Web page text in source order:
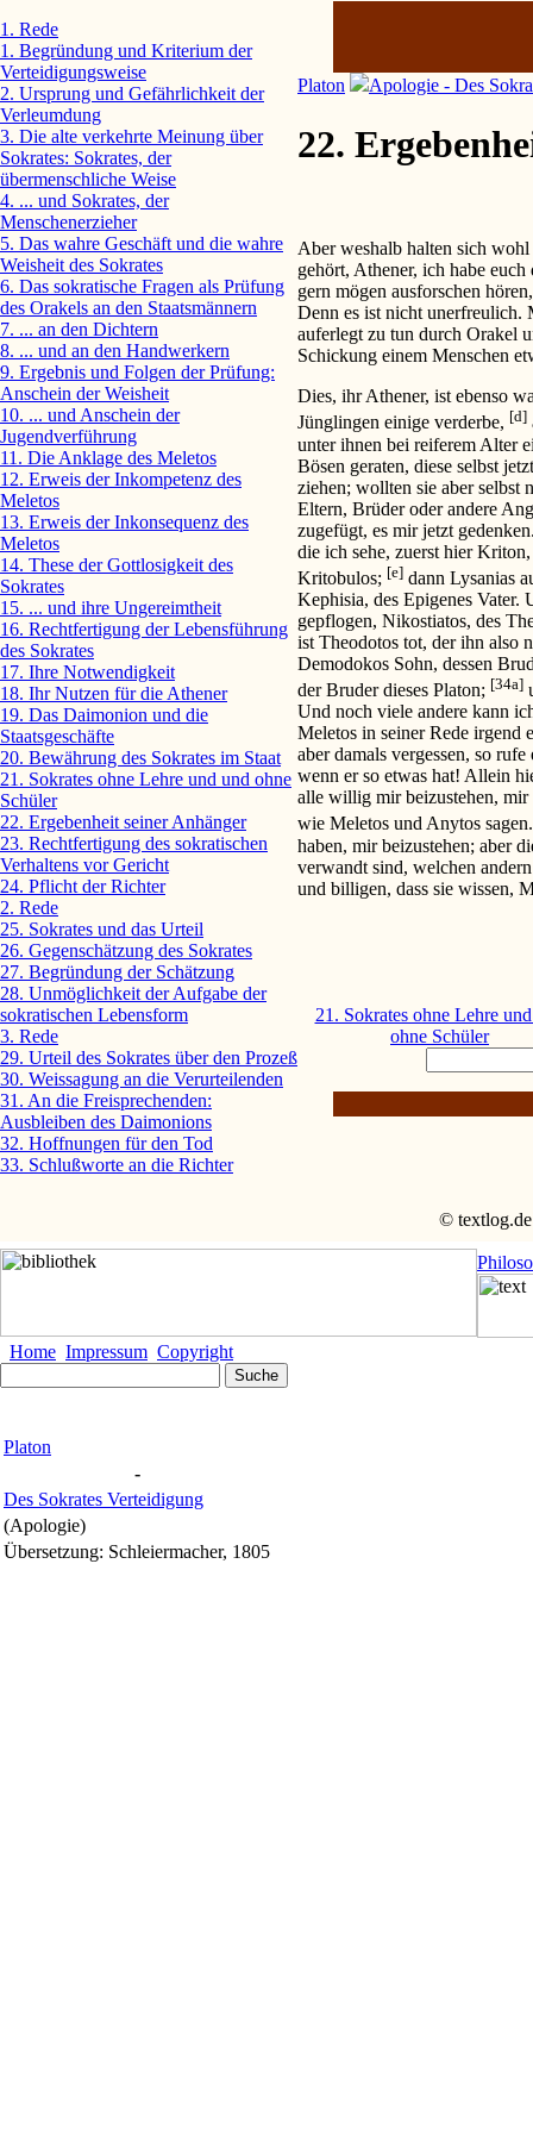
Platon Apologie - Des
22.
Aber weshalb halten sich
gehört, Athener, ich habe
gern mögen ausforschen
Denn es ist nicht unerfreulich.
auferlegt zu tun durch Orakel
Schickung einem Menschen
Dies, ihr Athener, ist ebenso
Jünglingen einige verderbe, [d]
unter ihnen bei reiferem Alter
Bösen geraten, diese selbst
ziehen; wollten sie aber selbst
Eltern, Brüder oder andere
zugefügt, es mir jetzt
die ich sehe, zuerst hier
Kritobulos; [e] dann Lysanias
Kephisia, des Epigenes Vater.
gepflogen, Nikostiatos, des
ist Theodotos tot, der ihn also
Demodokos Sohn, dessen
der Bruder dieses Platon; [34a]
Und noch viele andere kann
Meletos in seiner Rede irgend
aber damals vergessen, so
wenn er so etwas hat! Allein
alle willig mir beizustehen,
wie Meletos und Anytos
haben, mir beizustehen; aber
verwandt sind, welchen
und billigen, dass sie wissen,
21. Sokrates ohne Lehre
ohne Schüler
1. Rede
1. Begründung und Kriterium der
Verteidigungsweise
2. Ursprung und Gefährlichkeit der
Verleumdung
3. Die alte verkehrte Meinung über
Sokrates: Sokrates, der
übermenschliche Weise
4. ... und Sokrates, der
Menschenerzieher
5. Das wahre Geschäft und die wahre
Weisheit des Sokrates
6. Das sokratische Fragen als Prüfung
des Orakels an den Staatsmännern
7. ... an den Dichtern
8. ... und an den Handwerkern
9. Ergebnis und Folgen der Prüfung:
Anschein der Weisheit
10. ... und Anschein der
Jugendverführung
11. Die Anklage des Meletos
12. Erweis der Inkompetenz des
Meletos
13. Erweis der Inkonsequenz des
Meletos
14. These der Gottlosigkeit des
Sokrates
15. ... und ihre Ungereimtheit
16. Rechtfertigung der Lebensführung
des Sokrates
17. Ihre Notwendigkeit
18. Ihr Nutzen für die Athener
19. Das Daimonion und die
Staatsgeschäfte
20. Bewährung des Sokrates im Staat
21. Sokrates ohne Lehre und und ohne
Schüler
22. Ergebenheit seiner Anhänger
23. Rechtfertigung des sokratischen
Verhaltens vor Gericht
24. Pflicht der Richter
2. Rede
25. Sokrates und das Urteil
26. Gegenschätzung des Sokrates
27. Begründung der Schätzung
28. Unmöglichkeit der Aufgabe der
sokratischen Lebensform
3. Rede
29. Urteil des Sokrates über den Prozeß
30. Weissagung an die Verurteilenden
31. An die Freisprechenden:
Ausbleiben des Daimonions
32. Hoffnungen für den Tod
33. Schlußworte an die Richter
© textlog.de
Home Impressum Copyright
Platon
-
Des Sokrates Verteidigung
(Apologie)
Übersetzung: Schleiermacher, 1805